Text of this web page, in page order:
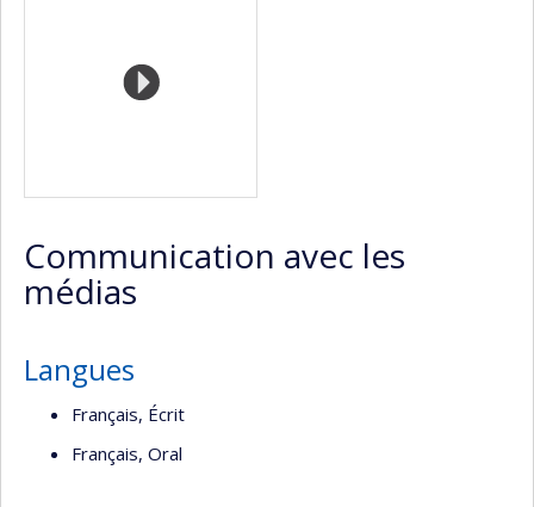
de
recherche
Communication avec les
médias
Langues
Français, Écrit
Français, Oral